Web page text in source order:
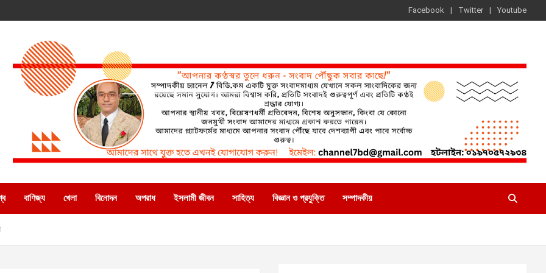
Facebook Twitter Youtube
বাণিজ্য খেলা বিনোদন অপরাধ ইসলামী জীবন সাহিত্য বিজ্ঞান ও প্রযুক্তি সম্পাদকীয়